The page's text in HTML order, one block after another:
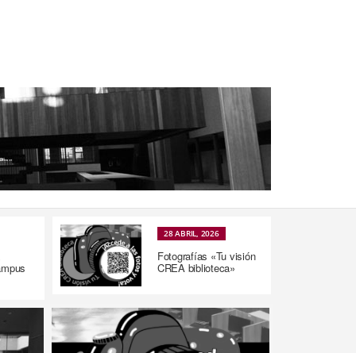
28 ABRIL, 2026
Fotografías «Tu visión
CREA biblioteca»